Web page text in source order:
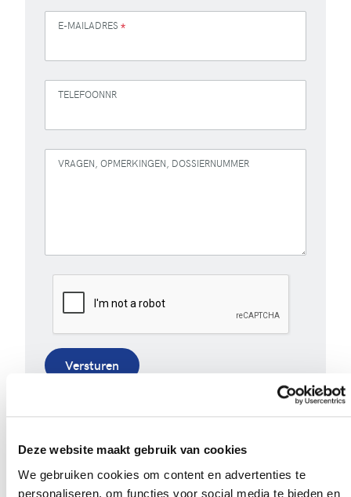
Deze website maakt gebruik van cookies
We gebruiken cookies om content en advertenties te
personaliseren, om functies voor social media te bieden en
E-MAILADRES *
TELEFOONNR
VRAGEN, OPMERKINGEN, DOSSIERNUMMER
Versturen
opmerking. Bekijk ons volledigprivacybeleid